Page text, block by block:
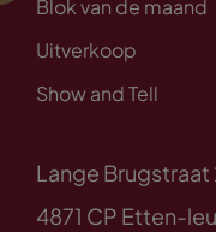
Blok van de maand
Uitverkoop
Show and Tell
Lange Brugstraat
4871 CP Etten-